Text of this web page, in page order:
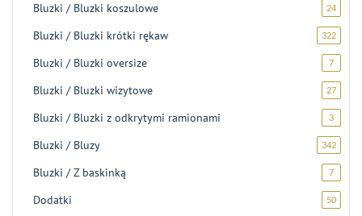
Bluzki / Bluzki koszulowe 2424
Bluzki / Bluzki krótki rękaw 322322
Bluzki / Bluzki oversize 77
Bluzki / Bluzki wizytowe 2727
Bluzki / Bluzki z odkrytymi ramionami 33
Bluzki / Bluzy 342342
Bluzki / Z baskinką 77
Dodatki 5050